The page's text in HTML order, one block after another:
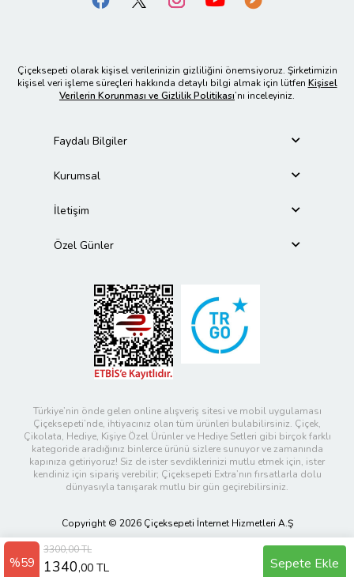
%59
3300,00 TL
1340,00 TL Sepete Ekle
Çiçeksepeti olarak kişisel verilerinizin gizliliğini önemsiyoruz. Şirketimizin
kişisel veri işleme süreçleri hakkında detaylı bilgi almak için lütfen Kişisel
Verilerin Korunması ve Gizlilik Politikası’nı inceleyiniz.
Faydalı Bilgiler
Kurumsal
İletişim
Özel Günler
Türkiye’nin önde gelen online alışveriş sitesi ve mobil uygulaması
Çiçeksepeti’nde, ihtiyacınız olan tüm ürünleri bulabilirsiniz. Çiçek,
Çikolata, Hediye, Kişiye Özel Ürünler ve Hediye Setleri gibi birçok farklı
kategoride aradığınız binlerce ürünü sizlere sunuyor ve zamanında
kapınıza getiriyoruz! Siz de ister sevdiklerinizi mutlu etmek için, ister
kendiniz için sipariş verebilir; Çiçeksepeti Extra’nın fırsatlarla dolu
dünyasıyla tanışarak mutlu bir gün geçirebilirsiniz.
Copyright © 2026 Çiçeksepeti İnternet Hizmetleri A.Ş